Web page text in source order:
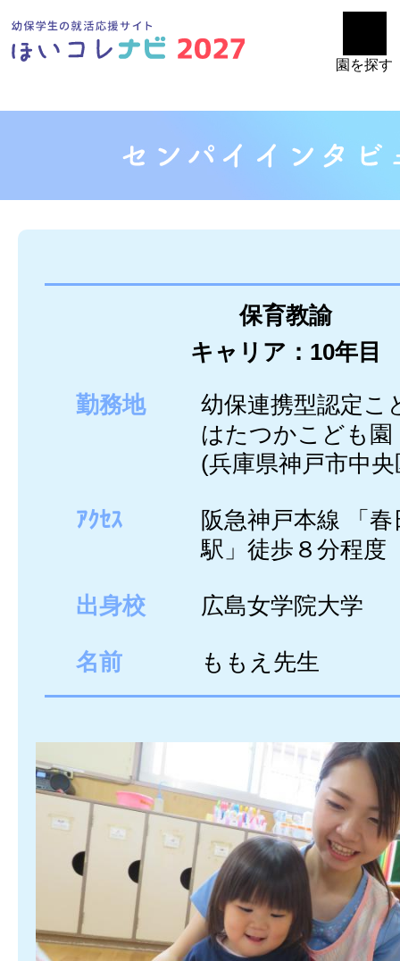
園を探す
保育教諭
キャリア：10年目
勤務地
幼保連携型認定
はたつかこども園
(兵庫県神戸市中
ｱｸｾｽ
阪急神戸本線 「春
駅」徒歩８分程度
出身校 広島女学院大学
名前 ももえ先生